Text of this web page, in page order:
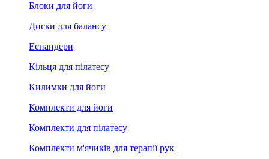
Блоки для йоги
Диски для балансу
Еспандери
Кільця для пілатесу
Килимки для йоги
Комплекти для йоги
Комплекти для пілатесу
Комплекти м'ячиків для терапії рук